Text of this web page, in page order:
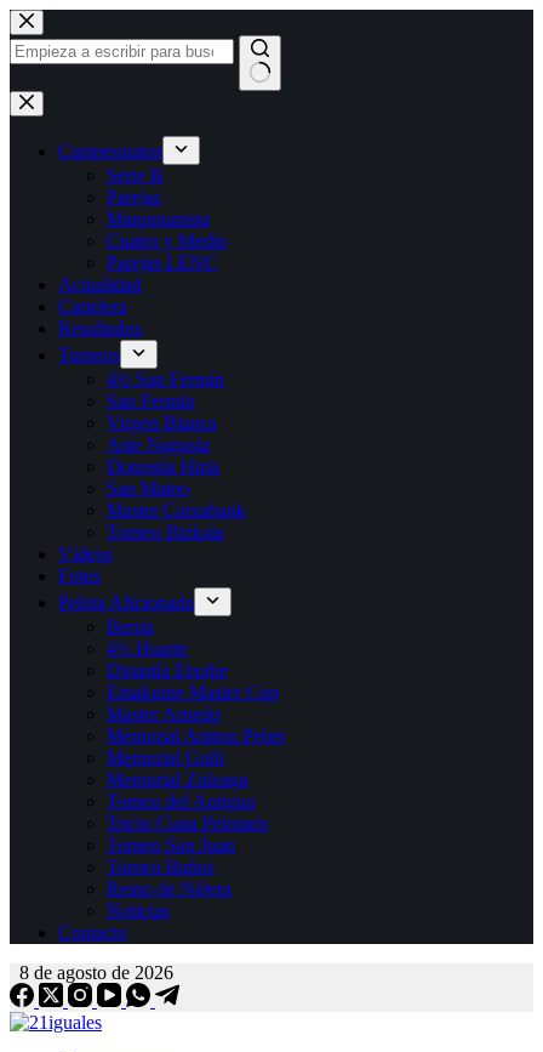
Saltar
al
contenido
Sin
resultados
Campeonatos
Serie B
Parejas
Manomanista
Cuatro y Medio
Parejas LENC
Actualidad
Cartelera
Resultados
Torneos
4½ San Fermín
San Fermín
Virgen Blanca
Aste Nagusia
Donostia Hiria
San Mateo
Master Caixabank
Torneo Bizkaia
Vídeos
Fotos
Pelota Aficionada
Berria
4½ Huarte
Dinastía Etxabe
Emakume Master Cup
Master Arnedo
Memorial Antton Pebet
Memorial Goñi
Memorial Zuloaga
Torneo del Antiguo
Tricio Cuna Pelotaris
Torneo San Juan
Torneo Baños
Reino de Nájera
Noticias
Contacto
8 de agosto de 2026